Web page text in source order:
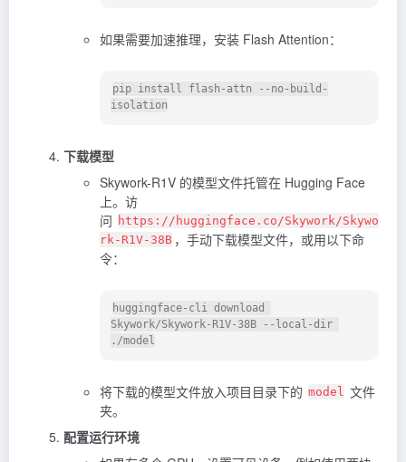
如果需要加速推理，安装 Flash Attention：
pip install flash-attn --no-build-
下载模型
Skywork-R1V 的模型文件托管在 Hugging Face
上。访
问 https://huggingface.co/Skywork/Skywo
rk-R1V-38B ，手动下载模型文件，或用以下命
令：
huggingface-cli download
Skywork/Skywork-R1V-38B --local-dir
将下载的模型文件放入项目目录下的 model 文件
夹。
配置运行环境